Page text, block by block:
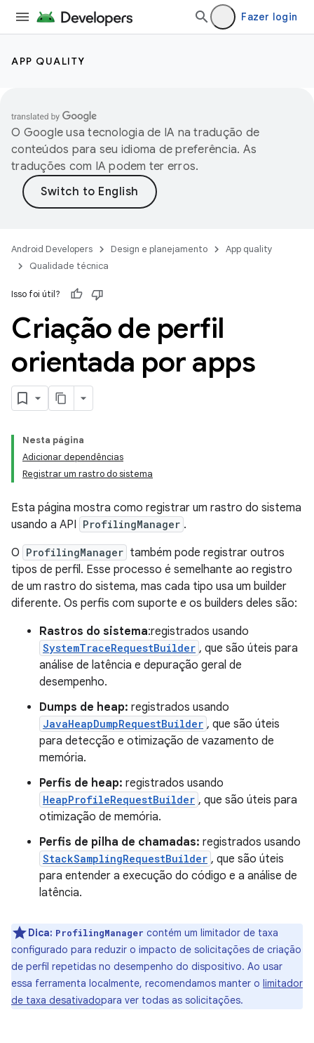
Fazer login
APP QUALITY
O Google usa tecnologia de IA na tradução de
conteúdos para seu idioma de preferência. As
traduções com IA podem ter erros.
Android Developers Design e planejamento
App quality
Qualidade técnica
Isso foi útil?
Criação de perfil
orientada por apps
Nesta página
Adicionar dependências
Registrar um rastro do sistema
Esta página mostra como registrar um rastro do sistema
usando a API ProfilingManager .
O ProfilingManager também pode registrar outros
tipos de perfil. Esse processo é semelhante ao registro
de um rastro do sistema, mas cada tipo usa um builder
diferente. Os perfis com suporte e os builders deles são:
Rastros do sistema:registrados usando
SystemTraceRequestBuilder , que são úteis para
análise de latência e depuração geral de
desempenho.
Dumps de heap: registrados usando
JavaHeapDumpRequestBuilder , que são úteis
para detecção e otimização de vazamento de
memória.
Perfis de heap: registrados usando
HeapProfileRequestBuilder , que são úteis para
otimização de memória.
Perfis de pilha de chamadas: registrados usando
StackSamplingRequestBuilder , que são úteis
para entender a execução do código e a análise de
latência.
Dica: ProfilingManager contém um limitador de taxa
configurado para reduzir o impacto de solicitações de criação
de perfil repetidas no desempenho do dispositivo. Ao usar
essa ferramenta localmente, recomendamos manter o limitador
de taxa desativadopara ver todas as solicitações.